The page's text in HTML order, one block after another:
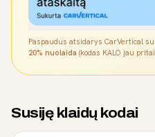
Paspaudus atsidarys CarVertical
20% nuolaida (kodas KALO jau
Susiję klaidų kodai